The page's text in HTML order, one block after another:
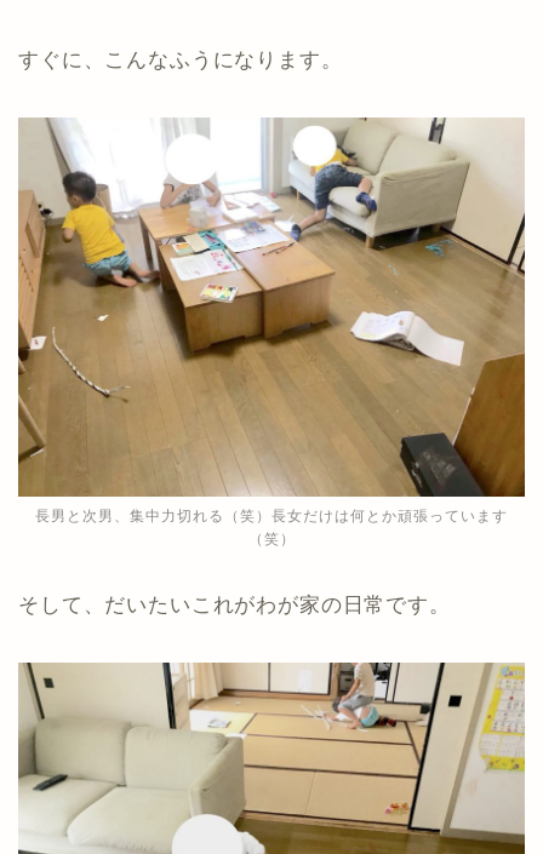
すぐに、こんなふうになります。
長男と次男、集中力切れる（笑）長女だけは何とか頑張っています
（笑）
そして、だいたいこれがわが家の日常です。